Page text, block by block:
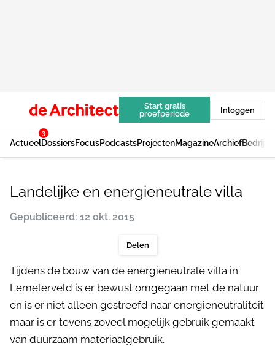
Start gratis
proefperiode
Inloggen
Actueel
3
DossiersFocusPodcastsProjectenMagazineArchief
Landelijke en energieneutrale villa
Gepubliceerd: 12 okt. 2015
Delen
Tijdens de bouw van de energieneutrale villa in
Lemelerveld is er bewust omgegaan met de natuur
en is er niet alleen gestreefd naar energieneutraliteit
maar is er tevens zoveel mogelijk gebruik gemaakt
van duurzaam materiaalgebruik.